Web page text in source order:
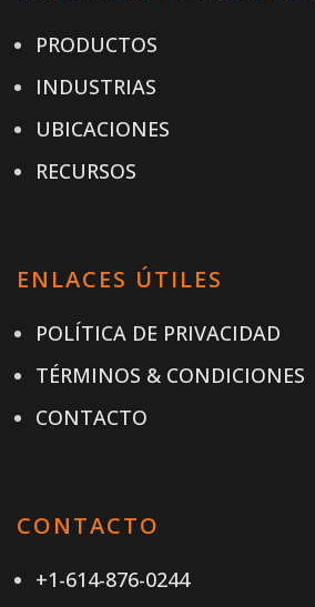
PRODUCTOS
INDUSTRIAS
UBICACIONES
RECURSOS
ENLACES ÚTILES
POLÍTICA DE PRIVACIDAD
TÉRMINOS & CONDICIONES
CONTACTO
CONTACTO
+1-614-876-0244